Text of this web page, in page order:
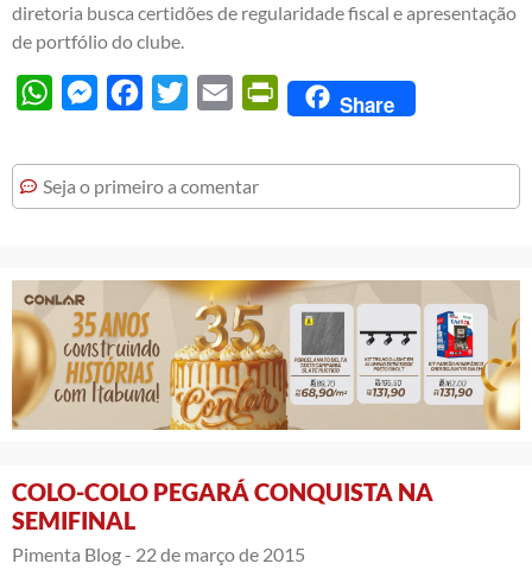
diretoria busca certidões de regularidade fiscal e apresentação
de portfólio do clube.
WhatsAppMessengerFacebook
Twitter Email PrintFriendly
Share
Seja o primeiro a comentar
COLO-COLO PEGARÁ CONQUISTA NA
SEMIFINAL
Pimenta Blog - 22 de março de 2015